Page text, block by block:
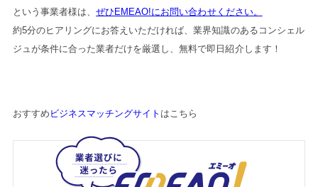
という事業者様は、ぜひEMEAO!にお問い合わせください。
約5分のヒアリングにお答えいただければ、業界知識のあるコンシェル
ジュが条件に合った業者だけを厳選し、無料で即日紹介します！
おすすめ ビジネスマッチングサイト はこちら